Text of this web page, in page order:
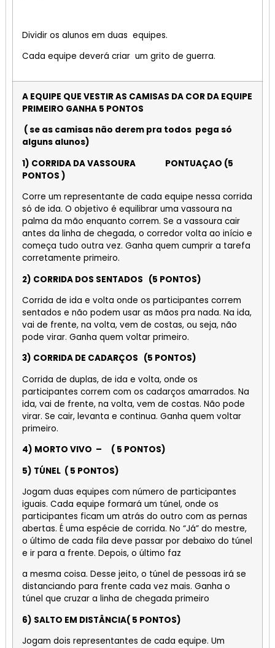
Dividir os alunos em duas equipes.
Cada equipe deverá criar um grito de guerra.
A EQUIPE QUE VESTIR AS CAMISAS DA COR DA EQUIPE
PRIMEIRO GANHA 5 PONTOS
( se as camisas não derem pra todos pega só
alguns alunos)
1) CORRIDA DA VASSOURA PONTUAÇAO (5
PONTOS )
Corre um representante de cada equipe nessa corrida
só de ida. O objetivo é equilibrar uma vassoura na
palma da mão enquanto correm. Se a vassoura cair
antes da linha de chegada, o corredor volta ao início e
começa tudo outra vez. Ganha quem cumprir a tarefa
corretamente primeiro.
2) CORRIDA DOS SENTADOS (5 PONTOS)
Corrida de ida e volta onde os participantes correm
sentados e não podem usar as mãos pra nada. Na ida,
vai de frente, na volta, vem de costas, ou seja, não
pode virar. Ganha quem voltar primeiro.
3) CORRIDA DE CADARÇOS (5 PONTOS)
Corrida de duplas, de ida e volta, onde os
participantes correm com os cadarços amarrados. Na
ida, vai de frente, na volta, vem de costas. Não pode
virar. Se cair, levanta e continua. Ganha quem voltar
primeiro.
4) MORTO VIVO – ( 5 PONTOS)
5) TÚNEL ( 5 PONTOS)
Jogam duas equipes com número de participantes
iguais. Cada equipe formará um túnel, onde os
participantes ficam um atrás do outro com as pernas
abertas. É uma espécie de corrida. No “Já” do mestre,
o último de cada fila deve passar por debaixo do túnel
e ir para a frente. Depois, o último faz
a mesma coisa. Desse jeito, o túnel de pessoas irá se
distanciando para frente cada vez mais. Ganha o
túnel que cruzar a linha de chegada primeiro
6) SALTO EM DISTÂNCIA( 5 PONTOS)
Jogam dois representantes de cada equipe. Um